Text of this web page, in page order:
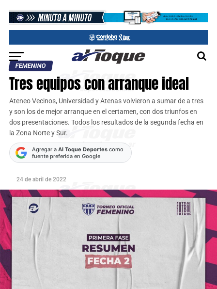
FEMENINO
Tres equipos con arranque ideal
Ateneo Vecinos, Universidad y Atenas volvieron a sumar de a tres
y son los de mejor arranque en el certamen, con dos triunfos en
dos presentaciones. Todos los resultados de la segunda fecha en
la Zona Norte y Sur.
Agregar a Al Toque Deportescomo
fuente preferida en Google
24 de abril de 2022